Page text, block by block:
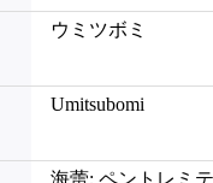
ウミツボミ
Umitsubomi
海蕾; ペントレミ